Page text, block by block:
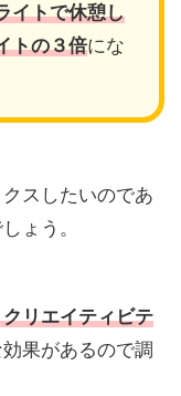
イトで休憩し
トの３倍にな
スしたいのであ
ょう。
リエイティビテ
果があるので調